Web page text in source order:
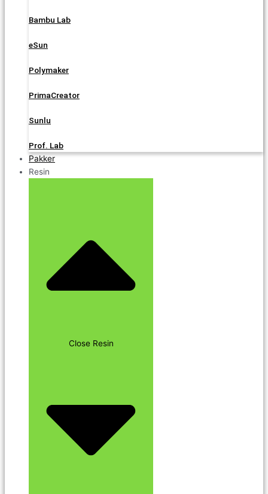
Bambu Lab
eSun
Polymaker
PrimaCreator
Sunlu
Prof. Lab
Pakker
Resin
Close Resin